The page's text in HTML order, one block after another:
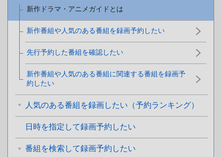
新作ドラマ・アニメガイドとは
新作番組や人気のある番組を録画予約したい
先行予約した番組を確認したい
新作番組や人気のある番組に関連する番組を録画予
約したい
人気のある番組を録画したい（予約ランキング）
日時を指定して録画予約したい
番組を検索して録画予約したい